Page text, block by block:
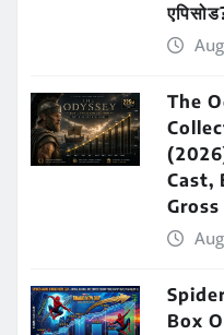
The
Cast,
Gross
Box